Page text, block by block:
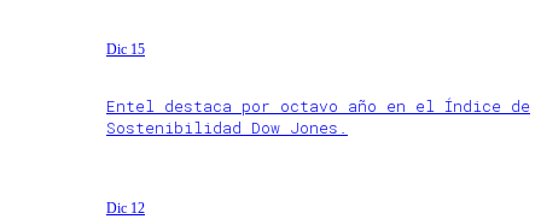
Dic 15
Entel destaca por octavo año en el Índice de
Sostenibilidad Dow Jones.
Dic 12